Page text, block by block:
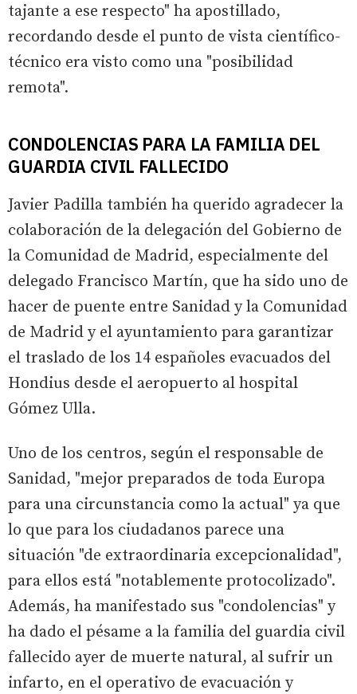
tajante a ese respecto" ha apostillado,
recordando desde el punto de vista científico-
técnico era visto como una "posibilidad
remota".
CONDOLENCIAS PARA LA FAMILIA DEL
GUARDIA CIVIL FALLECIDO
Javier Padilla también ha querido agradecer la
colaboración de la delegación del Gobierno de
la Comunidad de Madrid, especialmente del
delegado Francisco Martín, que ha sido uno de
hacer de puente entre Sanidad y la Comunidad
de Madrid y el ayuntamiento para garantizar
el traslado de los 14 españoles evacuados del
Hondius desde el aeropuerto al hospital
Gómez Ulla.
Uno de los centros, según el responsable de
Sanidad, "mejor preparados de toda Europa
para una circunstancia como la actual" ya que
lo que para los ciudadanos parece una
situación "de extraordinaria excepcionalidad",
para ellos está "notablemente protocolizado".
Además, ha manifestado sus "condolencias" y
ha dado el pésame a la familia del guardia civil
fallecido ayer de muerte natural, al sufrir un
infarto, en el operativo de evacuación y